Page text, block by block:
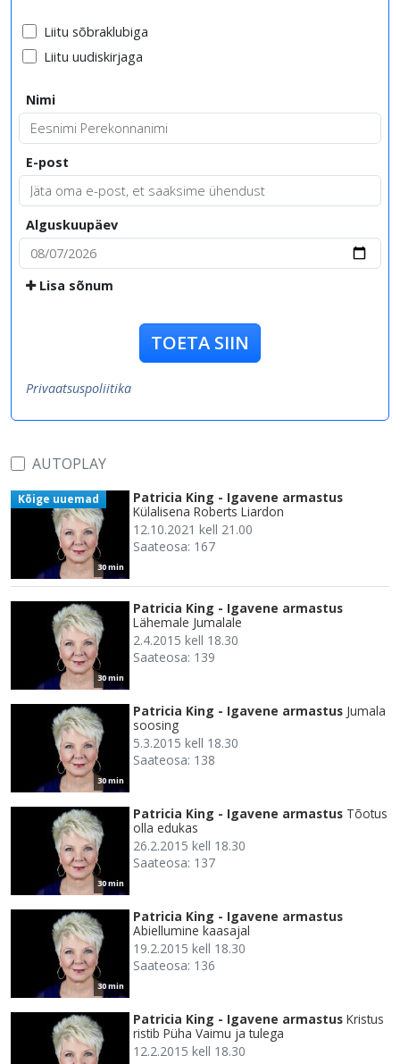
Liitu sõbraklubiga
Liitu uudiskirjaga
Nimi
E-post
Alguskuupäev
Lisa sõnum
TOETA SIIN
Privaatsuspoliitika
AUTOPLAY
30 min
Kõige uuemad
Patricia King - Igavene armastus
Külalisena Roberts Liardon
12.10.2021 kell 21.00
Saateosa: 167
30 min
Patricia King - Igavene armastus
Lähemale Jumalale
2.4.2015 kell 18.30
Saateosa: 139
30 min
Patricia King - Igavene armastus Jumala
soosing
5.3.2015 kell 18.30
Saateosa: 138
30 min
Patricia King - Igavene armastus Tõotus
olla edukas
26.2.2015 kell 18.30
Saateosa: 137
30 min
Patricia King - Igavene armastus
Abiellumine kaasajal
19.2.2015 kell 18.30
Saateosa: 136
Patricia King - Igavene armastus Kristus
ristib Püha Vaimu ja tulega
12.2.2015 kell 18.30